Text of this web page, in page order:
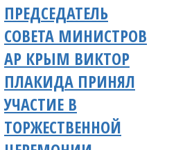
ПРЕДСЕДАТЕЛЬ
СОВЕТА МИНИСТРОВ
АР КРЫМ ВИКТОР
ПЛАКИДА ПРИНЯЛ
УЧАСТИЕ В
ТОРЖЕСТВЕННОЙ